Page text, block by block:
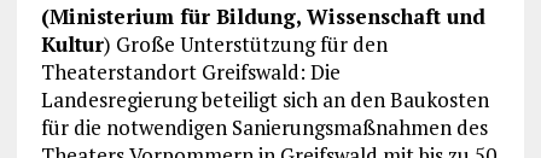
(Ministerium für Bildung, Wissenschaft und
Kultur) Große Unterstützung für den
Theaterstandort Greifswald: Die
Landesregierung beteiligt sich an den Baukosten
für die notwendigen Sanierungsmaßnahmen des